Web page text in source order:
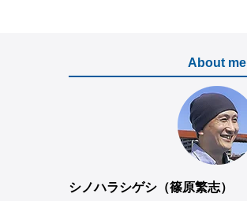
About me
シノハラシゲシ（篠原繁志）